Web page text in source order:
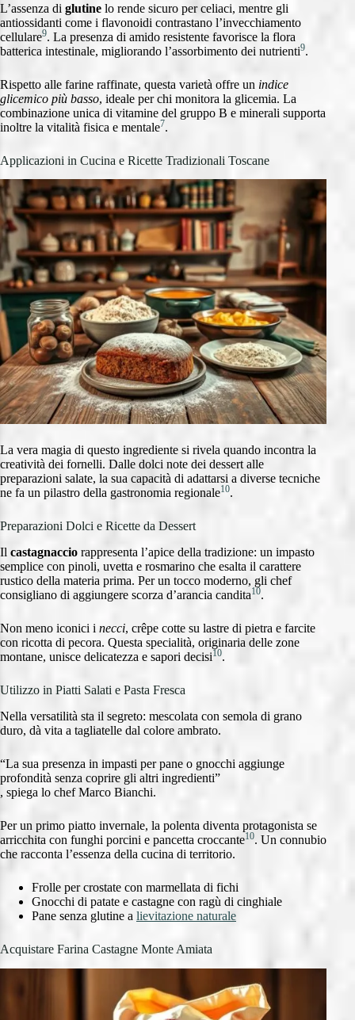
L’assenza di glutine lo rende sicuro per celiaci, mentre gli
antiossidanti come i flavonoidi contrastano l’invecchiamento
cellulare9. La presenza di amido resistente favorisce la flora
batterica intestinale, migliorando l’assorbimento dei nutrienti9.
Rispetto alle farine raffinate, questa varietà offre un indice
glicemico più basso, ideale per chi monitora la glicemia. La
combinazione unica di vitamine del gruppo B e minerali supporta
inoltre la vitalità fisica e mentale7.
Applicazioni in Cucina e Ricette Tradizionali Toscane
La vera magia di questo ingrediente si rivela quando incontra la
creatività dei fornelli. Dalle dolci note dei dessert alle
preparazioni salate, la sua capacità di adattarsi a diverse tecniche
ne fa un pilastro della gastronomia regionale10.
Preparazioni Dolci e Ricette da Dessert
Il castagnaccio rappresenta l’apice della tradizione: un impasto
semplice con pinoli, uvetta e rosmarino che esalta il carattere
rustico della materia prima. Per un tocco moderno, gli chef
consigliano di aggiungere scorza d’arancia candita10.
Non meno iconici i necci, crêpe cotte su lastre di pietra e farcite
con ricotta di pecora. Questa specialità, originaria delle zone
montane, unisce delicatezza e sapori decisi10.
Utilizzo in Piatti Salati e Pasta Fresca
Nella versatilità sta il segreto: mescolata con semola di grano
duro, dà vita a tagliatelle dal colore ambrato.
“La sua presenza in impasti per pane o gnocchi aggiunge
profondità senza coprire gli altri ingredienti”
, spiega lo chef Marco Bianchi.
Per un primo piatto invernale, la polenta diventa protagonista se
arricchita con funghi porcini e pancetta croccante10. Un connubio
che racconta l’essenza della cucina di territorio.
Frolle per crostate con marmellata di fichi
Gnocchi di patate e castagne con ragù di cinghiale
Pane senza glutine a lievitazione naturale
Acquistare Farina Castagne Monte Amiata